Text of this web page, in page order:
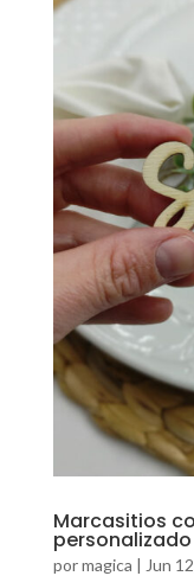
Marcasitios
pormagica | Jun